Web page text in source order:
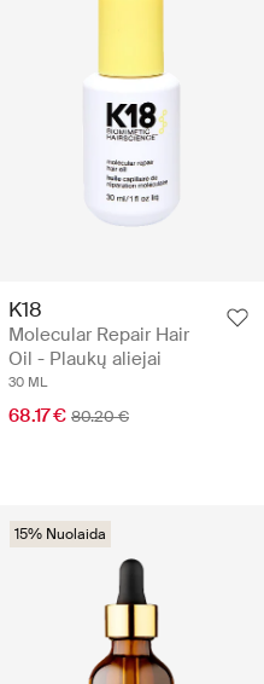
K18
Molecular Repair Hair
Oil - Plaukų aliejai
30 ML
68.17 € 80.20 €
15% Nuolaida